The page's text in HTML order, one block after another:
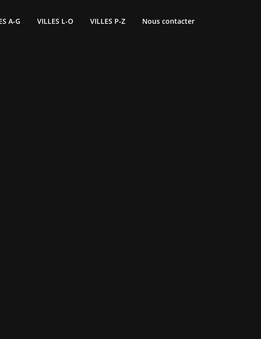
A-G VILLES L-O VILLES P-Z Nous contacter